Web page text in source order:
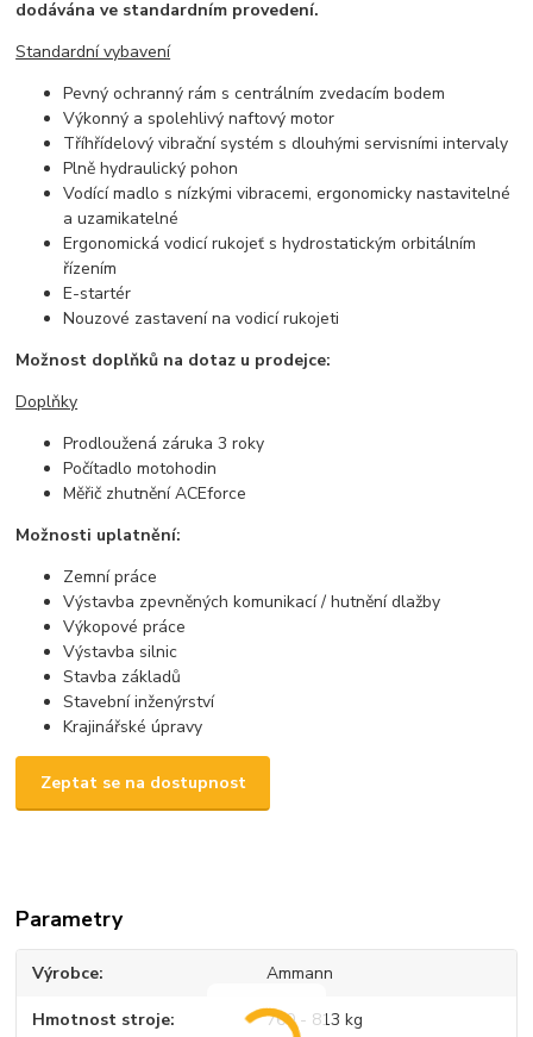
dodávána ve standardním provedení.
Standardní vybavení
Pevný ochranný rám s centrálním zvedacím bodem
Výkonný a spolehlivý naftový motor
Tříhřídelový vibrační systém s dlouhými servisními intervaly
Plně hydraulický pohon
Vodící madlo s nízkými vibracemi, ergonomicky nastavitelné
a uzamikatelné
Ergonomická vodicí rukojeť s hydrostatickým orbitálním
řízením
E-startér
Nouzové zastavení na vodicí rukojeti
Možnost doplňků na dotaz u prodejce:
Doplňky
Prodloužená záruka 3 roky
Počítadlo motohodin
Měřič zhutnění ACEforce
Možnosti uplatnění:
Zemní práce
Výstavba zpevněných komunikací / hutnění dlažby
Výkopové práce
Výstavba silnic
Stavba základů
Stavební inženýrství
Krajinářské úpravy
Zeptat se na dostupnost
Parametry
Výrobce Ammann
Hmotnost stroje 760 - 813 kg